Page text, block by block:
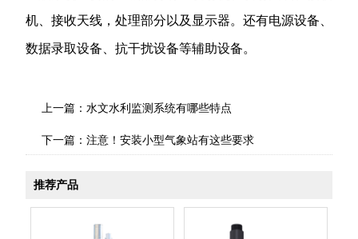
机、接收天线，处理部分以及显示器。还有电源设备、
数据录取设备、抗干扰设备等辅助设备。
上一篇： 水文水利监测系统有哪些特点
下一篇： 注意！安装小型气象站有这些要求
推荐产品